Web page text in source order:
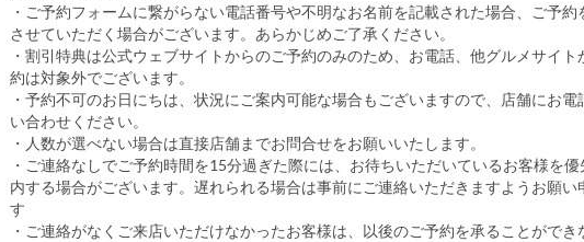
・ご予約フォームに繋がらない電話番号や不明なお名前を記載された場合、ご予約
させていただく場合がございます。あらかじめご了承ください。
・割引特典は公式ウェブサイトからのご予約のみのため、お電話、他グルメサイト
約は対象外でございます。
・予約不可のお日にちは、状況にご案内可能な場合もございますので、店舗にお電
い合わせください。
・人数が選べない場合は直接店舗までお問合せをお願いいたします。
・ご連絡なしでご予約時間を15分過ぎた際には、お待ちいただいているお客様を優
内する場合がございます。遅れられる場合は事前にご連絡いただきますようお願い
す
・ご連絡がなくご来店いただけなかったお客様は、以後のご予約を承ることができ